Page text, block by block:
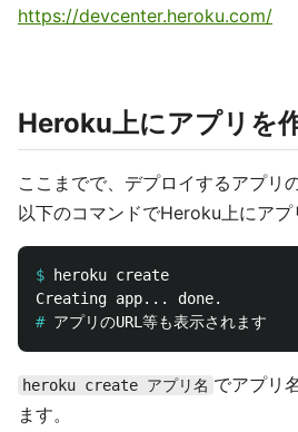
https://devcenter.heroku.com/
Heroku上にアプリを
ここまでで、デプロイするアプリ
以下のコマンドでHeroku上にアプ
$
#
heroku create アプリ名 でアプリ
ます。